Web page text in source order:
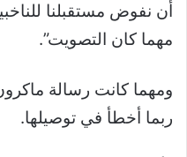
أن نفوض مستقبلنا
مهما كان التصويت”.
ومهما كانت رسالة
ربما أخطأ في توصيلها.